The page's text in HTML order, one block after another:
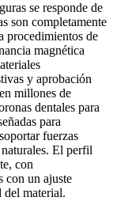
se responde de
son completamente
procedimientos de
magnética
y aprobación
millones de
dentales para
para
fuerzas
El perfil
con
con un ajuste
del material.